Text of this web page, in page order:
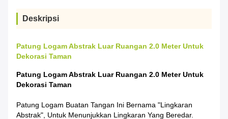
Deskripsi
Patung Logam Abstrak Luar Ruangan 2.0 Meter Untuk
Dekorasi Taman
Patung Logam Abstrak Luar Ruangan 2.0 Meter Untuk
Dekorasi Taman
Patung Logam Buatan Tangan Ini Bernama "Lingkaran
Abstrak", Untuk Menunjukkan Lingkaran Yang Beredar.